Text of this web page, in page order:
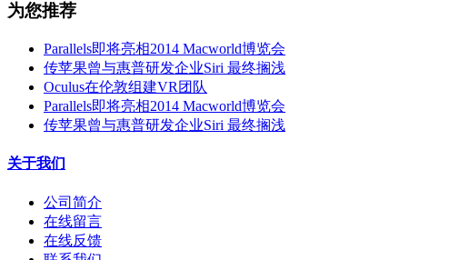
为您推荐
Parallels即将亮相2014 Macworld博览会
传苹果曾与惠普研发企业Siri 最终搁浅
Oculus在伦敦组建VR团队
Parallels即将亮相2014 Macworld博览会
传苹果曾与惠普研发企业Siri 最终搁浅
关于我们
公司简介
在线留言
在线反馈